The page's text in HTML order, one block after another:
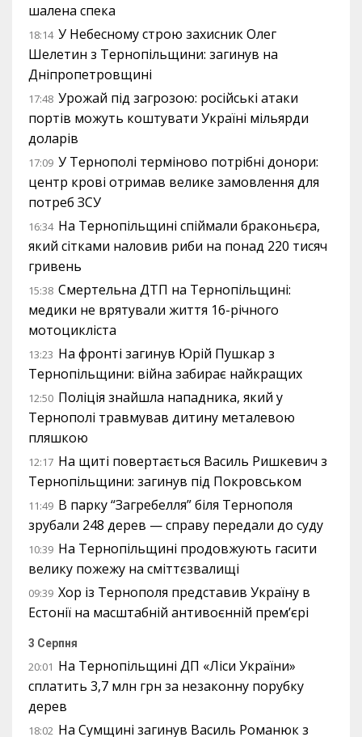
шалена спека
18:14 У Небесному строю захисник Олег
Шелетин з Тернопільщини: загинув на
Дніпропетровщині
17:48 Урожай під загрозою: російські атаки
портів можуть коштувати Україні мільярди
доларів
17:09 У Тернополі терміново потрібні донори:
центр крові отримав велике замовлення для
потреб ЗСУ
16:34 На Тернопільщині спіймали браконьєра,
який сітками наловив риби на понад 220 тисяч
гривень
15:38 Смертельна ДТП на Тернопільщині:
медики не врятували життя 16-річного
мотоцикліста
13:23 На фронті загинув Юрій Пушкар з
Тернопільщини: війна забирає найкращих
12:50 Поліція знайшла нападника, який у
Тернополі травмував дитину металевою
пляшкою
12:17 На щиті повертається Василь Ришкевич з
Тернопільщини: загинув під Покровськом
11:49 В парку “Загребелля” біля Тернополя
зрубали 248 дерев — справу передали до суду
10:39 На Тернопільщині продовжують гасити
велику пожежу на сміттєзвалищі
09:39 Хор із Тернополя представив Україну в
Естонії на масштабній антивоєнній прем’єрі
3 Серпня
20:01 На Тернопільщині ДП «Ліси України»
сплатить 3,7 млн грн за незаконну порубку
дерев
18:02 На Сумщині загинув Василь Романюк з